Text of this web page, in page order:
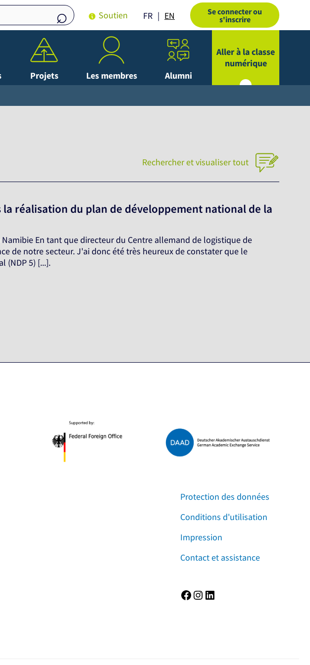
Soutien FR EN
Se connecter ou
s'inscrire
Projets Les membres Alumni
Aller à la classe
numérique
Rechercher et visualiser tout
réalisation du plan de développement national de la
En tant que directeur du Centre allemand de logistique de
de notre secteur. J'ai donc été très heureux de constater que le
(NDP 5) [...].
Protection des données
Conditions d'utilisation
Impression
Contact et assistance
Facebook Instagram